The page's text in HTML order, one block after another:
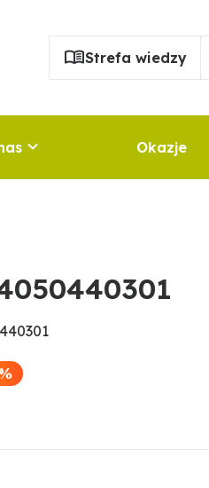
Strefa wiedzy
Okazje